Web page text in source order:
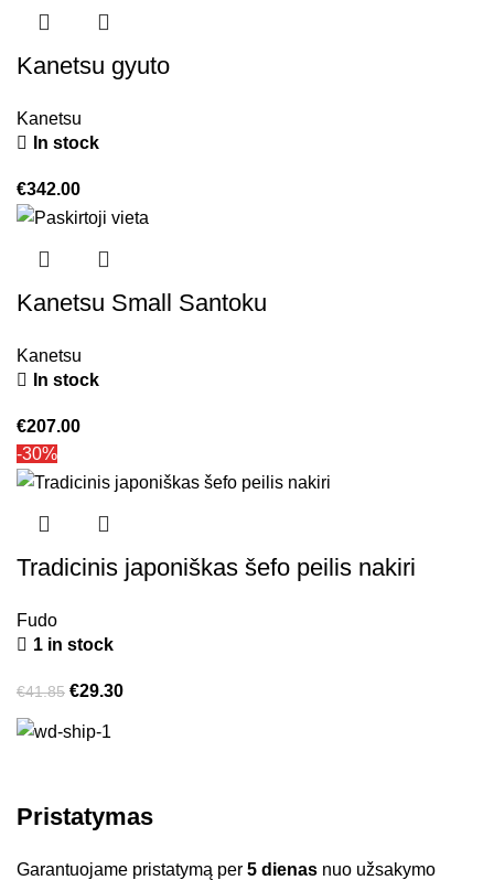
Kanetsu gyuto
Kanetsu
In stock
€342.00
Kanetsu Small Santoku
Kanetsu
In stock
€207.00
-30%
Tradicinis japoniškas šefo peilis nakiri
Fudo
1 in stock
€41.85 €29.30
Pristatymas
Garantuojame pristatymą per5 dienas nuo užsakymo